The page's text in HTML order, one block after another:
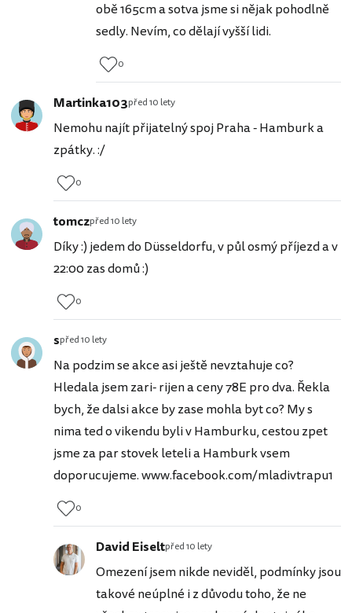
obě 165cm a sotva jsme si nějak pohodlně
sedly. Nevím, co dělají vyšší lidi.
0
Martinka103před 10 lety
Nemohu najít přijatelný spoj Praha - Hamburk a
zpátky. :/
0
tomczpřed 10 lety
Díky :) jedem do Düsseldorfu, v půl osmý příjezd a v
22:00 zas domů :)
0
spřed 10 lety
Na podzim se akce asi ještě nevztahuje co?
Hledala jsem zari- rijen a ceny 78E pro dva. Řekla
bych, že dalsi akce by zase mohla byt co? My s
nima ted o vikendu byli v Hamburku, cestou zpet
jsme za par stovek leteli a Hamburk vsem
doporucujeme. www.facebook.com/mladivtrapu1
0
David Eiseltpřed 10 lety
Omezení jsem nikde neviděl, podmínky jsou
takové neúplné i z důvodu toho, že ne